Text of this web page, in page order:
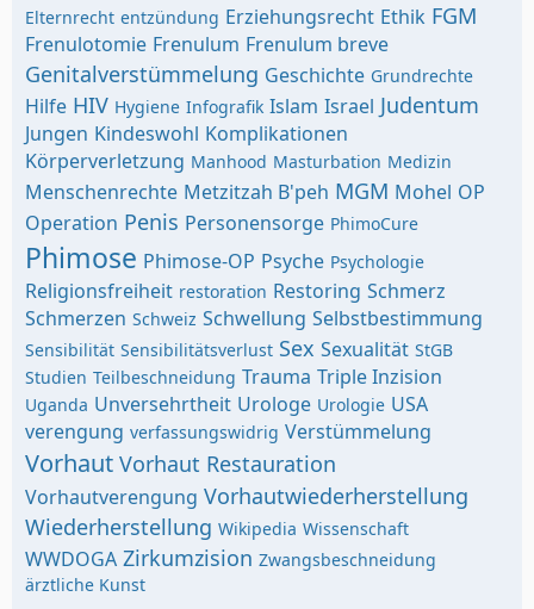
Elternrecht entzündung Erziehungsrecht Ethik FGM
Frenulotomie Frenulum Frenulum breve
Genitalverstümmelung Geschichte Grundrechte
Hilfe HIV Hygiene Infografik Islam Israel Judentum
Jungen Kindeswohl Komplikationen
Körperverletzung Manhood Masturbation Medizin
Menschenrechte Metzitzah B'peh MGM Mohel OP
Operation Penis Personensorge PhimoCure
Phimose Phimose-OP Psyche Psychologie
Religionsfreiheit restoration Restoring Schmerz
Schmerzen Schweiz Schwellung Selbstbestimmung
Sensibilität Sensibilitätsverlust Sex Sexualität StGB
Studien Teilbeschneidung Trauma Triple Inzision
Uganda Unversehrtheit Urologe Urologie USA
verengung verfassungswidrig Verstümmelung
Vorhaut Vorhaut Restauration
Vorhautverengung Vorhautwiederherstellung
Wiederherstellung Wikipedia Wissenschaft
WWDOGA Zirkumzision Zwangsbeschneidung
ärztliche Kunst